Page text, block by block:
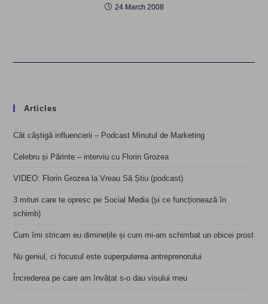
24 March 2008
Articles
Cât câștigă influencerii – Podcast Minutul de Marketing
Celebru și Părinte – interviu cu Florin Grozea
VIDEO: Florin Grozea la Vreau Să Știu (podcast)
3 mituri care te opresc pe Social Media (și ce funcționează în
schimb)
Cum îmi stricam eu diminețile și cum mi-am schimbat un obicei prost
Nu geniul, ci focusul este superputerea antreprenorului
Încrederea pe care am învățat s-o dau visului meu